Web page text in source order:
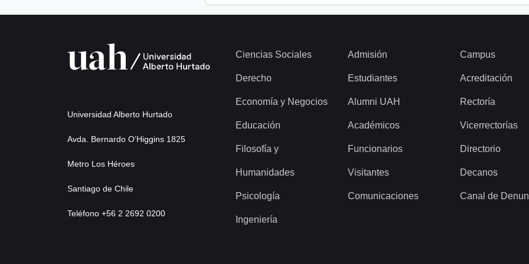
Universidad Alberto Hurtado
Avda. Bernardo O’Higgins 1825
Metro Los Héroes
Santiago de Chile
Teléfono +56 2 2692 0200
Ciencias Sociales
Derecho
Economía y Negocios
Educación
Filosofía y
Humanidades
Psicología
Ingeniería
Admisión
Estudiantes
Alumni UAH
Académicos
Funcionarios
Visitantes
Comunicaciones
Campus
Acreditación
Rectoría
Vicerrectorías
Directorio
Decanos
Canal de